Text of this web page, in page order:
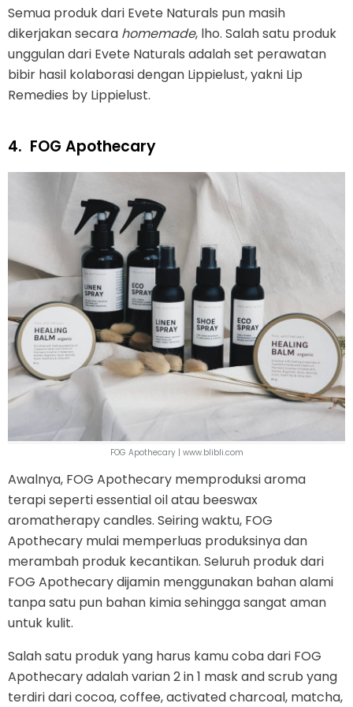
Semua produk dari Evete Naturals pun masih
dikerjakan secara homemade, lho. Salah satu produk
unggulan dari Evete Naturals adalah set perawatan
bibir hasil kolaborasi dengan Lippielust, yakni Lip
Remedies by Lippielust.
4. FOG Apothecary
FOG Apothecary | www.blibli.com
Awalnya, FOG Apothecary memproduksi aroma
terapi seperti essential oil atau beeswax
aromatherapy candles. Seiring waktu, FOG
Apothecary mulai memperluas produksinya dan
merambah produk kecantikan. Seluruh produk dari
FOG Apothecary dijamin menggunakan bahan alami
tanpa satu pun bahan kimia sehingga sangat aman
untuk kulit.
Salah satu produk yang harus kamu coba dari FOG
Apothecary adalah varian 2 in 1 mask and scrub yang
terdiri dari cocoa, coffee, activated charcoal, matcha,